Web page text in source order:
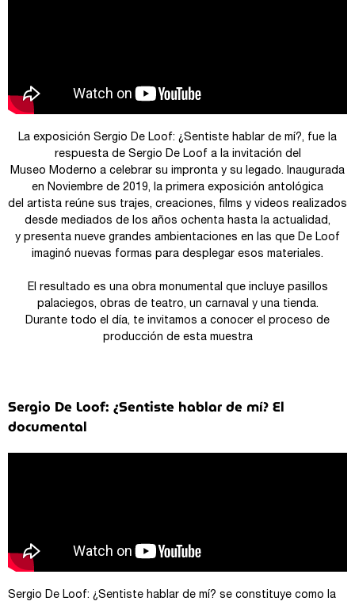
La exposición Sergio De Loof: ¿Sentiste hablar de mí?, fue la
respuesta de Sergio De Loof a la invitación del
Museo Moderno a celebrar su impronta y su legado. Inaugurada
en Noviembre de 2019, la primera exposición antológica
del artista reúne sus trajes, creaciones, films y videos realizados
desde mediados de los años ochenta hasta la actualidad,
y presenta nueve grandes ambientaciones en las que De Loof
imaginó nuevas formas para desplegar esos materiales.
El resultado es una obra monumental que incluye pasillos
palaciegos, obras de teatro, un carnaval y una tienda.
Durante todo el día, te invitamos a conocer el proceso de
producción de esta muestra
Sergio De Loof: ¿Sentiste hablar de mí? El
documental
Sergio De Loof: ¿Sentiste hablar de mí? se constituye como la